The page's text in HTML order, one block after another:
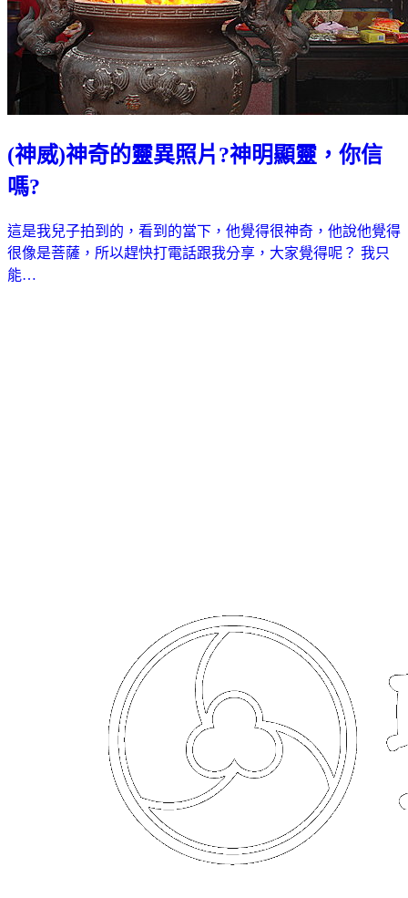
(神威)神奇的靈異照片?神明顯靈，你信
嗎?
這是我兒子拍到的，看到的當下，他覺得很神奇，他說他覺得
很像是菩薩，所以趕快打電話跟我分享，大家覺得呢？ 我只
能…